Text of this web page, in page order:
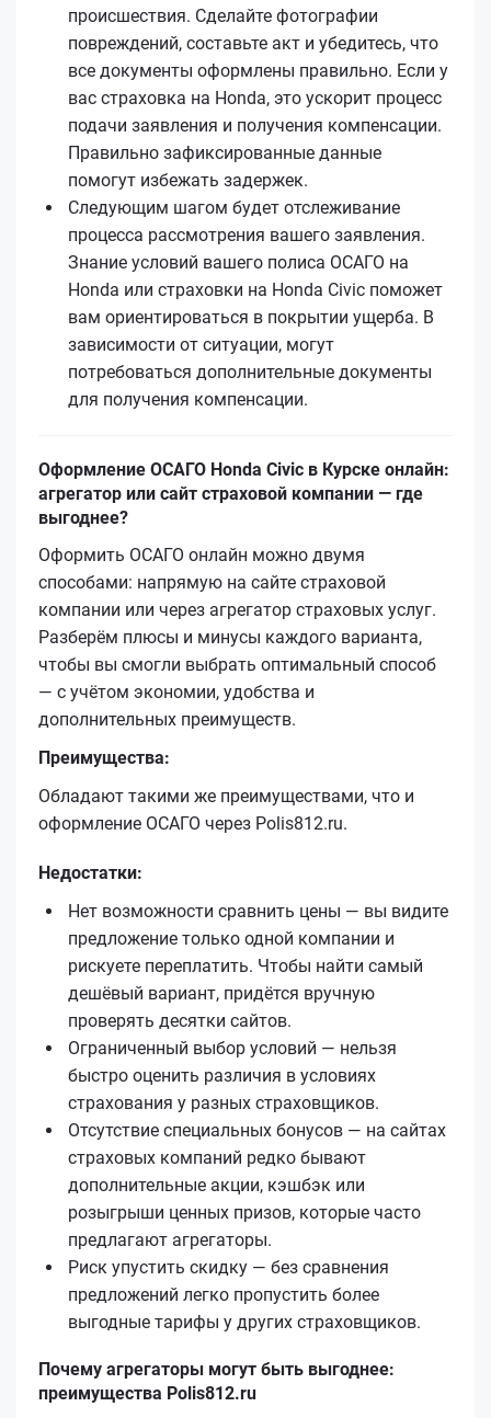
происшествия. Сделайте фотографии
повреждений, составьте акт и убедитесь, что
все документы оформлены правильно. Если у
вас страховка на Honda, это ускорит процесс
подачи заявления и получения компенсации.
Правильно зафиксированные данные
помогут избежать задержек.
Следующим шагом будет отслеживание
процесса рассмотрения вашего заявления.
Знание условий вашего полиса ОСАГО на
Honda или страховки на Honda Civic поможет
вам ориентироваться в покрытии ущерба. В
зависимости от ситуации, могут
потребоваться дополнительные документы
для получения компенсации.
Оформление ОСАГО Honda Civic в Курске онлайн:
агрегатор или сайт страховой компании — где
выгоднее?
Оформить ОСАГО онлайн можно двумя
способами: напрямую на сайте страховой
компании или через агрегатор страховых услуг.
Разберём плюсы и минусы каждого варианта,
чтобы вы смогли выбрать оптимальный способ
— с учётом экономии, удобства и
дополнительных преимуществ.
Преимущества:
Обладают такими же преимуществами, что и
оформление ОСАГО через Polis812.ru.
Недостатки:
Нет возможности сравнить цены — вы видите
предложение только одной компании и
рискуете переплатить. Чтобы найти самый
дешёвый вариант, придётся вручную
проверять десятки сайтов.
Ограниченный выбор условий — нельзя
быстро оценить различия в условиях
страхования у разных страховщиков.
Отсутствие специальных бонусов — на сайтах
страховых компаний редко бывают
дополнительные акции, кэшбэк или
розыгрыши ценных призов, которые часто
предлагают агрегаторы.
Риск упустить скидку — без сравнения
предложений легко пропустить более
выгодные тарифы у других страховщиков.
Почему агрегаторы могут быть выгоднее:
преимущества Polis812.ru